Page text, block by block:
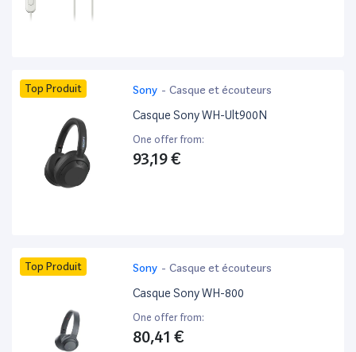
Top Produit Sony - Casque et écouteurs
Casque Sony WH-Ult900N
One offer from:
93,19 €
Top Produit Sony - Casque et écouteurs
Casque Sony WH-800
One offer from:
80,41 €